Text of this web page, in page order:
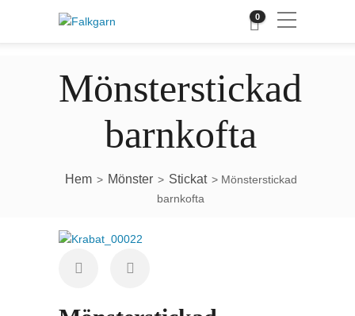
0
Mönsterstickad
barnkofta
Hem > Mönster > Stickat > Mönsterstickad
barnkofta